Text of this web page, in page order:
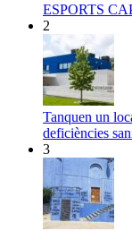
ESPORTS
2
Tanquen un
deficiències
3